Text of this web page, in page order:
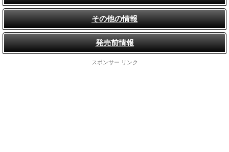
その他の情報
発売前情報
スポンサー リンク